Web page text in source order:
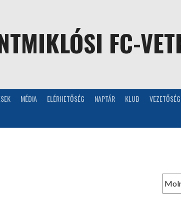
FC-
MÉDIA ELÉRHETŐSÉG NAPTÁR KLUB VEZETŐSÉG